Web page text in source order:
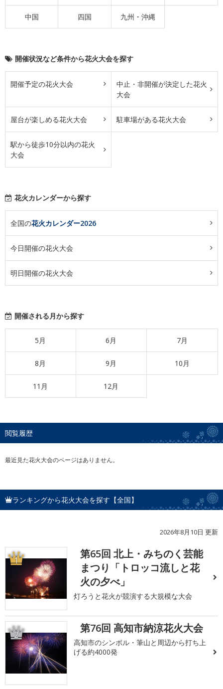
中国 四国 九州・沖縄
開催状況など条件から花火大会を探す
開催予定の花火大会
中止・非開催が決定した花火
大会
屋台が楽しめる花火大会 駐車場がある花火大会
駅から徒歩10分以内の花火
大会
花火カレンダーから探す
全国の花火カレンダー2026
今日開催の花火大会
明日開催の花火大会
開催される月から探す
5月 6月 7月
8月 9月 10月
11月 12月
閲覧履歴
最近見た花火大会のページはありません。
ランキングから花火大会を探す【全国】
2026年8月10日 更新
1
第65回 北上・みちのく芸能
まつり「トロッコ流しと花
火の夕べ」
灯ろうと花火が競演する大規模な大会
2 第76回 高知市納涼花火大会
高知市のシンボル・筆山と周辺から打ち上
げる約4000発